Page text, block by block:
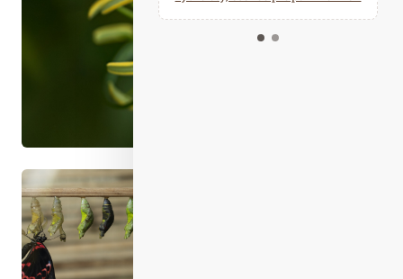
Kalendář událostí
Odebírejte náš newsletter